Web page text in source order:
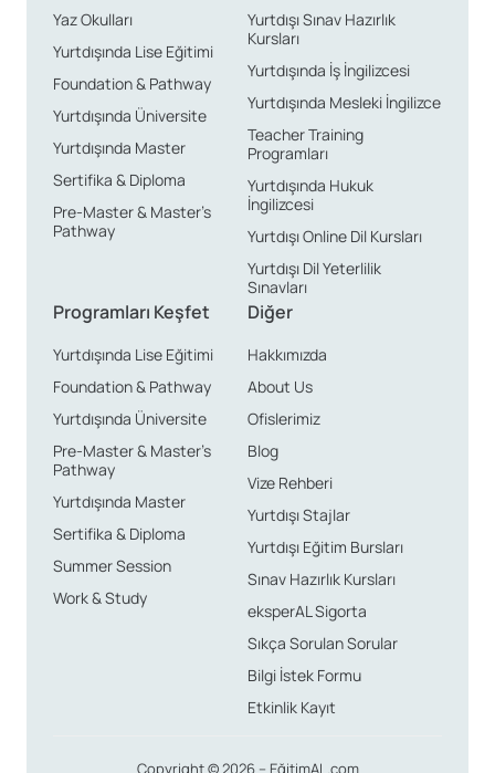
Yaz Okulları
Yurtdışında Lise Eğitimi
Foundation & Pathway
Yurtdışında Üniversite
Yurtdışında Master
Sertifika & Diploma
Pre-Master & Master’s
Pathway
Yurtdışı Sınav Hazırlık
Kursları
Yurtdışında İş İngilizcesi
Yurtdışında Mesleki İngilizce
Teacher Training
Programları
Yurtdışında Hukuk
İngilizcesi
Yurtdışı Online Dil Kursları
Yurtdışı Dil Yeterlilik
Sınavları
Programları Keşfet
Yurtdışında Lise Eğitimi
Foundation & Pathway
Yurtdışında Üniversite
Pre-Master & Master’s
Pathway
Yurtdışında Master
Sertifika & Diploma
Summer Session
Work & Study
Diğer
Hakkımızda
About Us
Ofislerimiz
Blog
Vize Rehberi
Yurtdışı Stajlar
Yurtdışı Eğitim Bursları
Sınav Hazırlık Kursları
eksperAL Sigorta
Sıkça Sorulan Sorular
Bilgi İstek Formu
Etkinlik Kayıt
Copyright © 2026 – EğitimAL.com